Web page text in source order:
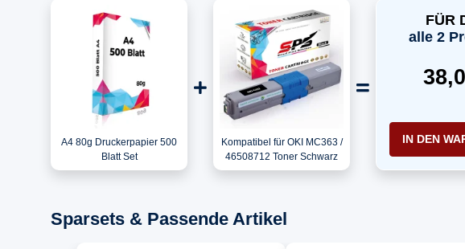
A4 80g Druckerpapier 500
Blatt Set
Kompatibel für OKI MC363 /
46508712 Toner Schwarz
FÜR
alle 2
IN DEN
Sparsets & Passende Artikel